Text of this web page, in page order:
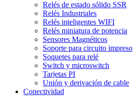
Relés de estado sólido SSR
Relés Industriales
Relés inteligentes WIFI
Relés miniatura de potencia
Sensores Magnéticos
Soporte para circuito impreso
Soquetes para relé
Switch y microswitch
Tarjetas PI
Unión y derivación de cable
Conectividad